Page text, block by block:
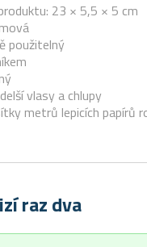
23 × 5,5 × 5 cm
použitelný
vlasy a chlupy
metrů lepicích papírů
raz dva